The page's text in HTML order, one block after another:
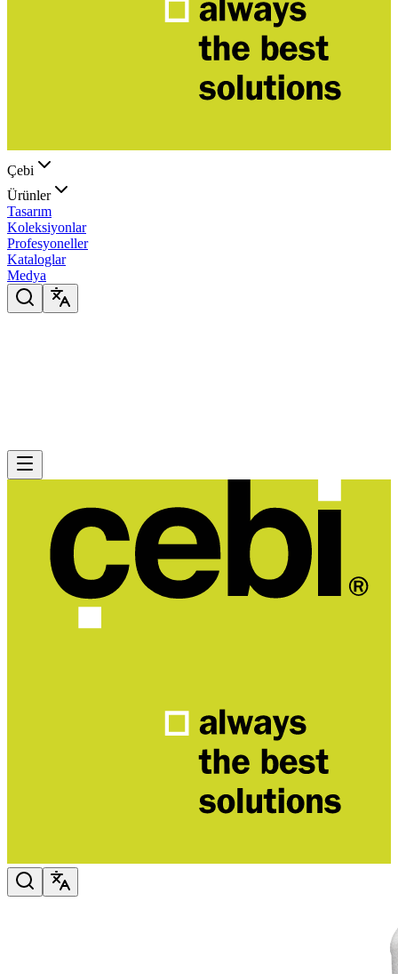
Çebi
Ürünler
Tasarım
Koleksiyonlar
Profesyoneller
Kataloglar
Medya